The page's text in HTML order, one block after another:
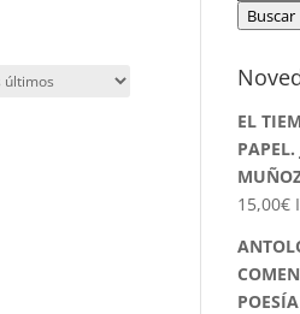
por:
Buscar
EL
PAPEL.
15,00€